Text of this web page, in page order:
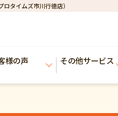
タイムズ市川行徳店）
様の声 その他サービス